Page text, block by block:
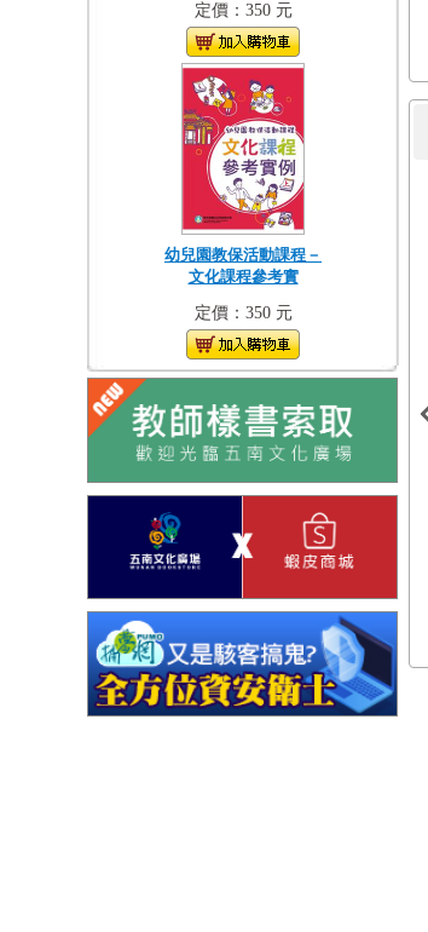
定價：350 元
幼兒園教保活動課程－
文化課程參考實
定價：350 元